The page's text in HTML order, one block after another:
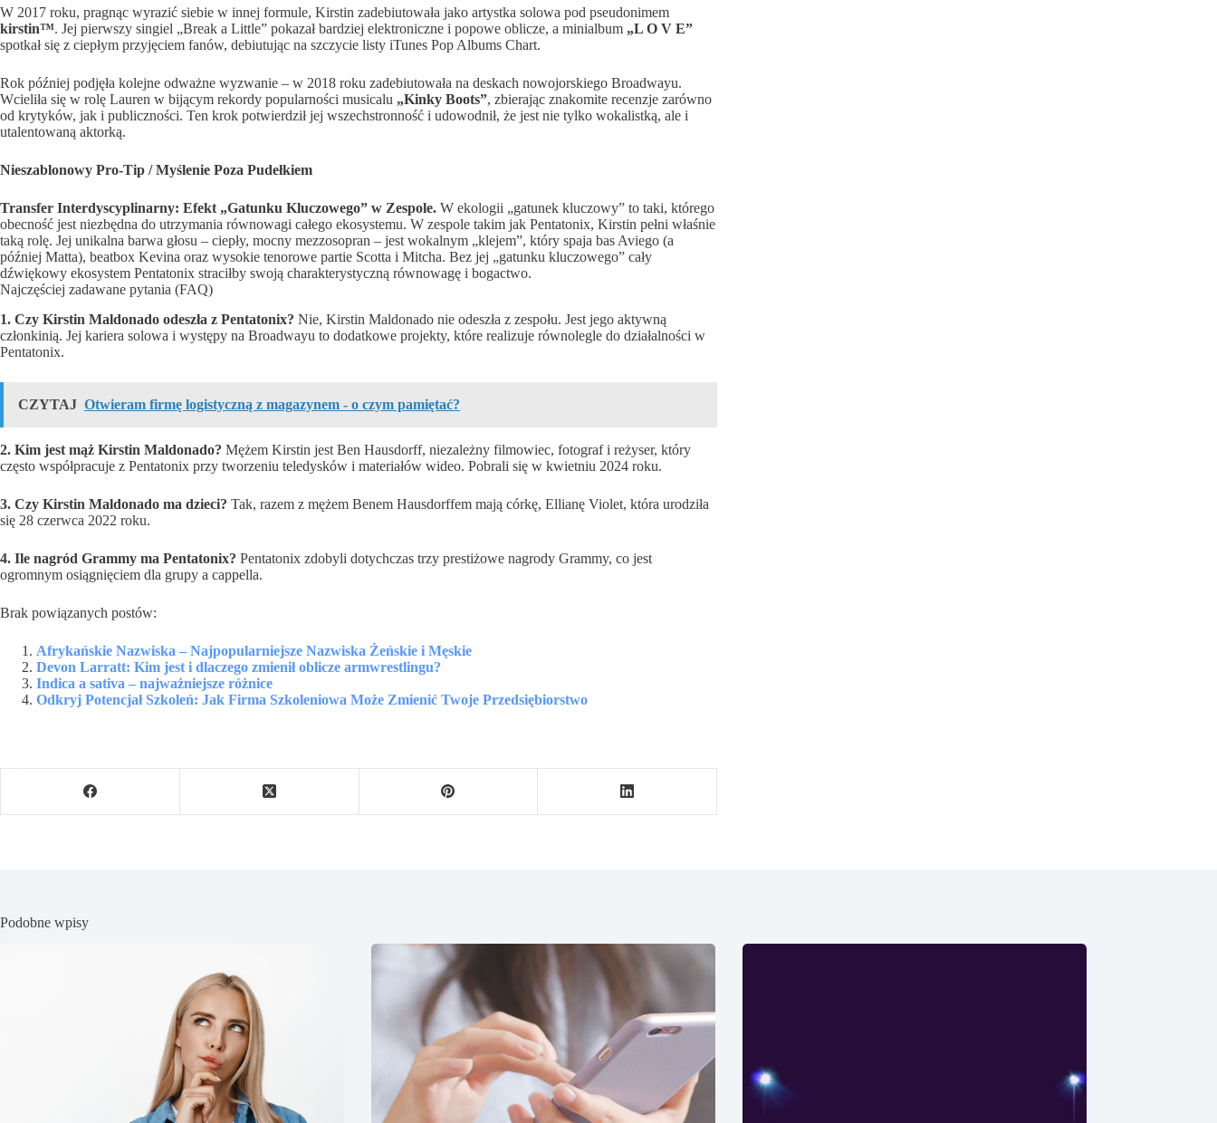
W 2017 roku, pragnąc wyrazić siebie w innej formule, Kirstin zadebiutowała jako artystka solowa pod pseudonimem
kirstin™. Jej pierwszy singiel „Break a Little” pokazał bardziej elektroniczne i popowe oblicze, a minialbum „L O V E”
spotkał się z ciepłym przyjęciem fanów, debiutując na szczycie listy iTunes Pop Albums Chart.
Rok później podjęła kolejne odważne wyzwanie – w 2018 roku zadebiutowała na deskach nowojorskiego Broadwayu.
Wcieliła się w rolę Lauren w bijącym rekordy popularności musicalu „Kinky Boots”, zbierając znakomite recenzje zarówno
od krytyków, jak i publiczności. Ten krok potwierdził jej wszechstronność i udowodnił, że jest nie tylko wokalistką, ale i
utalentowaną aktorką.
Nieszablonowy Pro-Tip / Myślenie Poza Pudełkiem
Transfer Interdyscyplinarny: Efekt „Gatunku Kluczowego” w Zespole. W ekologii „gatunek kluczowy” to taki, którego
obecność jest niezbędna do utrzymania równowagi całego ekosystemu. W zespole takim jak Pentatonix, Kirstin pełni właśnie
taką rolę. Jej unikalna barwa głosu – ciepły, mocny mezzosopran – jest wokalnym „klejem”, który spaja bas Aviego (a
później Matta), beatbox Kevina oraz wysokie tenorowe partie Scotta i Mitcha. Bez jej „gatunku kluczowego” cały
dźwiękowy ekosystem Pentatonix straciłby swoją charakterystyczną równowagę i bogactwo.
Najczęściej zadawane pytania (FAQ)
1. Czy Kirstin Maldonado odeszła z Pentatonix? Nie, Kirstin Maldonado nie odeszła z zespołu. Jest jego aktywną
członkinią. Jej kariera solowa i występy na Broadwayu to dodatkowe projekty, które realizuje równolegle do działalności w
Pentatonix.
CZYTAJ Otwieram firmę logistyczną z magazynem - o czym pamiętać?
2. Kim jest mąż Kirstin Maldonado? Mężem Kirstin jest Ben Hausdorff, niezależny filmowiec, fotograf i reżyser, który
często współpracuje z Pentatonix przy tworzeniu teledysków i materiałów wideo. Pobrali się w kwietniu 2024 roku.
3. Czy Kirstin Maldonado ma dzieci? Tak, razem z mężem Benem Hausdorffem mają córkę, Ellianę Violet, która urodziła
się 28 czerwca 2022 roku.
4. Ile nagród Grammy ma Pentatonix? Pentatonix zdobyli dotychczas trzy prestiżowe nagrody Grammy, co jest
ogromnym osiągnięciem dla grupy a cappella.
Brak powiązanych postów:
Afrykańskie Nazwiska – Najpopularniejsze Nazwiska Żeńskie i Męskie
Devon Larratt: Kim jest i dlaczego zmienił oblicze armwrestlingu?
Indica a sativa – najważniejsze różnice
Odkryj Potencjał Szkoleń: Jak Firma Szkoleniowa Może Zmienić Twoje Przedsiębiorstwo
Podobne wpisy